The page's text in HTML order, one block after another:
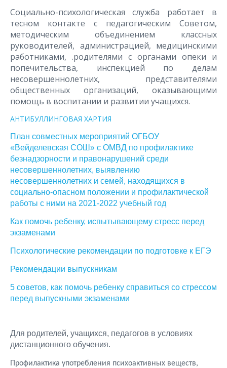
Социально-психологическая служба работает в
тесном контакте с педагогическим Советом,
методическим объединением классных
руководителей, администрацией, медицинскими
работниками, .родителями с органами опеки и
попечительства, инспекцией по делам
несовершеннолетних, представителями
общественных организаций, оказывающими
помощь в воспитании и развитии учащихся.
АНТИБУЛЛИНГОВАЯ ХАРТИЯ
План совместных мероприятий ОГБОУ
«Вейделевская СОШ» с ОМВД по профилактике
безнадзорности и правонарушений среди
несовершеннолетних, выявлению
несовершеннолетних и семей, находящихся в
социально-опасном положении и профилактической
работы с ними на 2021-2022 учебный год
Как помочь ребенку, испытывающему стресс перед
экзаменами
Психологические рекомендации по подготовке к ЕГЭ
Рекомендации выпускникам
5 советов, как помочь ребенку справиться со стрессом
перед выпускными экзаменами
Для родителей, учащихся, педагогов в условиях
дистанционного обучения.
Профилактика употребления психоактивных веществ,